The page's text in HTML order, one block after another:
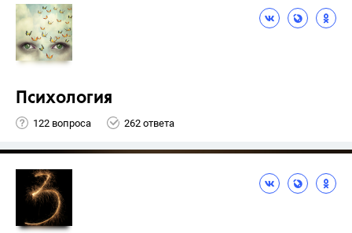
Психология
122 вопроса 262 ответа